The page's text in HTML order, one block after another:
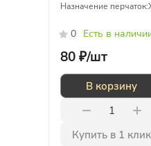
Назначение перчаток:
0 Есть в
80 ₽/шт
В корзину
Купить в 1 клик